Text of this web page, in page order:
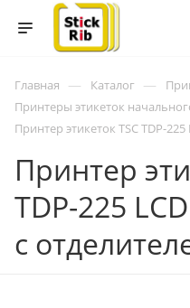
Главная — Каталог —
Принтеры этикеток
Принтер этикеток TSC TDP-
Принтер
TDP-225
с